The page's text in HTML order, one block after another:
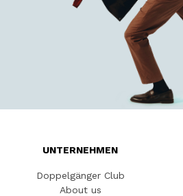
UNTERNEHMEN
Doppelgänger Club
About us